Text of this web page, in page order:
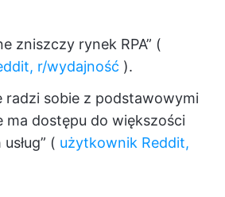
zniszczy rynek RPA” (
r/wydajność ).
radzi sobie z podstawowymi
ma dostępu do większości
( użytkownik Reddit,